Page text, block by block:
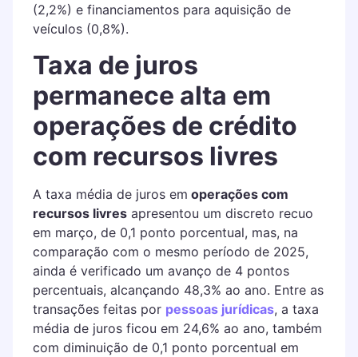
(2,2%) e financiamentos para aquisição de
veículos (0,8%).
Taxa de juros
permanece alta em
operações de crédito
com recursos livres
A taxa média de juros em operações com
recursos livresapresentou um discreto recuo
em março, de 0,1 ponto porcentual, mas, na
comparação com o mesmo período de 2025,
ainda é verificado um avanço de 4 pontos
percentuais, alcançando 48,3% ao ano. Entre as
transações feitas por pessoas jurídicas, a taxa
média de juros ficou em 24,6% ao ano, também
com diminuição de 0,1 ponto porcentual em